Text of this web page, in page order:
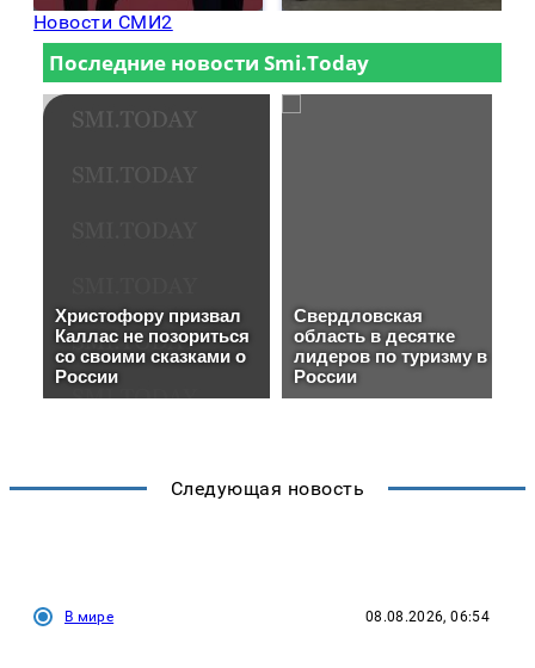
Новости СМИ2
Следующая новость
В мире 08.08.2026, 06:54